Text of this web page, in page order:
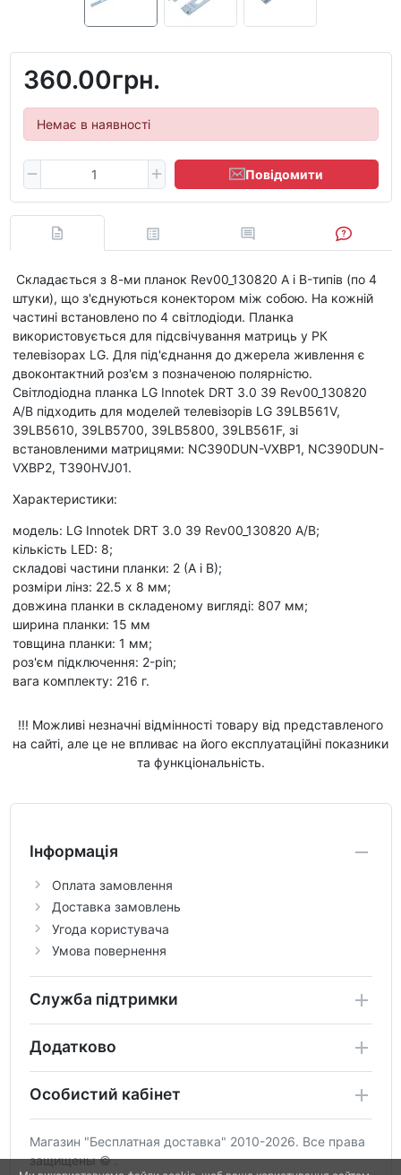
360.00грн.
Немає в наявності
Повідомити
Складається з 8-ми планок Rev00_130820 A і B-типів (по 4
штуки), що з'єднуються конектором між собою. На кожній
частині встановлено по 4 світлодіоди. Планка
використовується для підсвічування матриць у РК
телевізорах LG. Для під'єднання до джерела живлення є
двоконтактний роз'єм з позначеною полярністю.
Світлодіодна планка LG Innotek DRT 3.0 39 Rev00_130820
A/B підходить для моделей телевізорів LG 39LB561V,
39LB5610, 39LB5700, 39LB5800, 39LB561F, зі
встановленими матрицями: NC390DUN-VXBP1, NC390DUN-
VXBP2, T390HVJ01.
Характеристики:
модель: LG Innotek DRT 3.0 39 Rev00_130820 A/B;
кількість LED: 8;
складові частини планки: 2 (А і В);
розміри лінз: 22.5 x 8 мм;
довжина планки в складеному вигляді: 807 мм;
ширина планки: 15 мм
товщина планки: 1 мм;
роз'єм підключення: 2-pin;
вага комплекту: 216 г.
!!! Можливі незначні відмінності товару від представленого
на сайті, але це не впливає на його експлуатаційні показники
та функціональність.
Інформація
Оплата замовлення
Доставка замовлень
Угода користувача
Умова повернення
Служба підтримки
Додатково
Особистий кабінет
Магазин "Бесплатная доставка" 2010-2026. Все права
защищены © .